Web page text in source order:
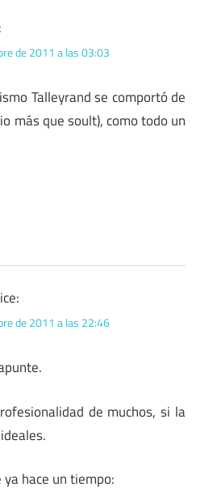
de 2011 a las 03:03
Talleyrand se comportó de
más que soult), como todo un
de 2011 a las 22:46
de muchos, si la
hace un tiempo: